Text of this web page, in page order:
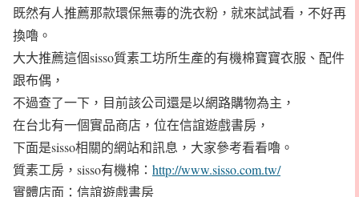
既然有人推薦那款環保無毒的洗衣粉，就來試試看，不好再
換嚕。
大大推薦這個sisso質素工坊所生產的有機棉寶寶衣服、配件
跟布偶，
不過查了一下，目前該公司還是以網路購物為主，
在台北有一個實品商店，位在信誼遊戲書房，
下面是sisso相關的網站和訊息，大家參考看看嚕。
質素工房，sisso有機棉： http://www.sisso.com.tw/
實體店面：信誼遊戲書房